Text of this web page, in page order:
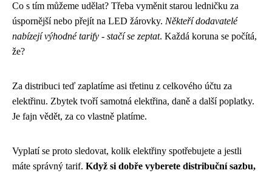
Co s tím můžeme udělat? Třeba vyměnit starou ledničku za
úspornější nebo přejít na LED žárovky. Někteří dodavatelé
nabízejí výhodné tarify - stačí se zeptat. Každá koruna se počítá,
že?
Za distribuci teď zaplatíme asi třetinu z celkového účtu za
elektřinu. Zbytek tvoří samotná elektřina, daně a další poplatky.
Je fajn vědět, za co vlastně platíme.
Vyplatí se proto sledovat, kolik elektřiny spotřebujete a jestli
máte správný tarif. Když si dobře vyberete distribuční sazbu,